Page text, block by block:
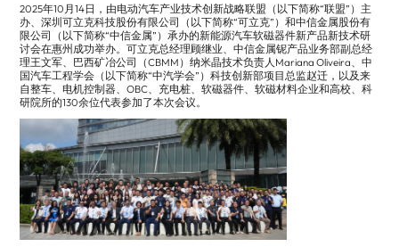
社会责任
2025年10月14日，由电动汽车产业技术创新战略联盟（以下简称“联盟”）主
办、深圳可立克科技股份有限公司（以下简称“可立克”）和中信金属股份有
限公司（以下简称“中信金属”）承办的新能源汽车软磁器件新产品新技术研
讨会在惠州成功举办。可立克总经理顾继业、中信金属铌产品业务部副总经
理王文军、巴西矿冶公司（CBMM）纳米晶技术负责人Mariana Oliveira、中
国汽车工程学会（以下简称“中汽学会”）科技创新部项目总监赵迁，以及来
自整车、电机控制器、OBC、充电桩、软磁器件、软磁材料企业和高校、科
研院所的130余位代表参加了本次会议。